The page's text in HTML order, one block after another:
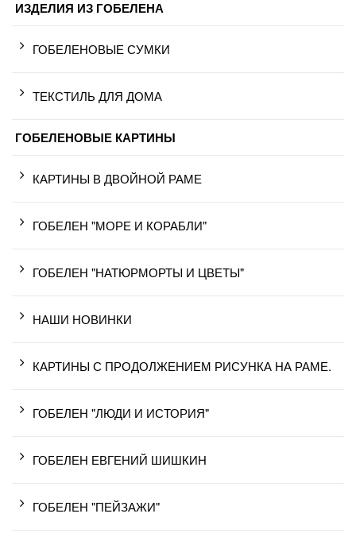
ИЗДЕЛИЯ ИЗ ГОБЕЛЕНА
ГОБЕЛЕНОВЫЕ СУМКИ
ТЕКСТИЛЬ ДЛЯ ДОМА
ГОБЕЛЕНОВЫЕ КАРТИНЫ
КАРТИНЫ В ДВОЙНОЙ РАМЕ
ГОБЕЛЕН "МОРЕ И КОРАБЛИ"
ГОБЕЛЕН "НАТЮРМОРТЫ И ЦВЕТЫ"
НАШИ НОВИНКИ
КАРТИНЫ С ПРОДОЛЖЕНИЕМ РИСУНКА НА РАМЕ.
ГОБЕЛЕН "ЛЮДИ И ИСТОРИЯ"
ГОБЕЛЕН ЕВГЕНИЙ ШИШКИН
ГОБЕЛЕН "ПЕЙЗАЖИ"